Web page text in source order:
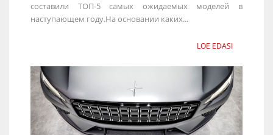
составили ТОП-5 самых ожидаемых моделей в
наступающем году.На основании каких...
LOE EDASI